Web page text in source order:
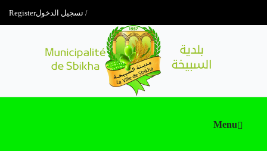
تسجيل الدخولRegister
Menu